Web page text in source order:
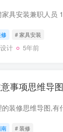
# 家具安装
计 5年前
事项思维导
的装修思维导图,
# 装修